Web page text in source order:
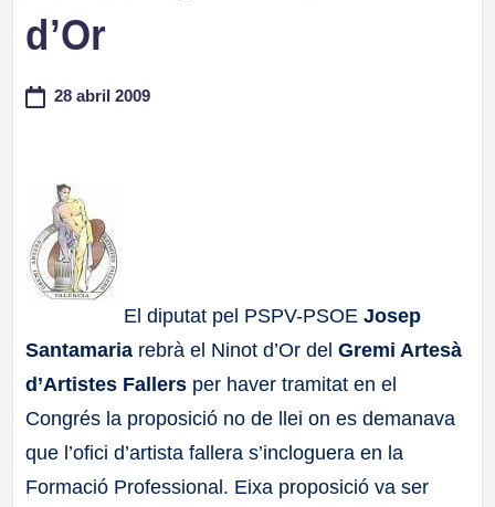
d’Or
28 abril 2009
El diputat pel PSPV-PSOEJosep
Santamaria rebrà el Ninot d’Or delGremi Artesà
d’Artistes Fallers per haver tramitat en el
Congrés la proposició no de llei on es demanava
que l’ofici d’artista fallera s’incloguera en la
Formació Professional. Eixa proposició va ser